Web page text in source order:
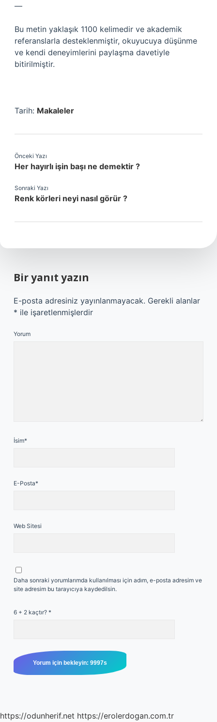
—
Bu metin yaklaşık 1100 kelimedir ve akademik
referanslarla desteklenmiştir, okuyucuya düşünme
ve kendi deneyimlerini paylaşma davetiyle
bitirilmiştir.
Tarih: Makaleler
Önceki Yazı
Her hayırlı işin başı ne demektir ?
Sonraki Yazı
Renk körleri neyi nasıl görür ?
Bir yanıt yazın
E-posta adresiniz yayınlanmayacak. Gerekli alanlar
* ile işaretlenmişlerdir
Yorum
İsim*
E-Posta*
Web Sitesi
Daha sonraki yorumlarımda kullanılması için adım, e-posta adresim ve
site adresim bu tarayıcıya kaydedilsin.
6 + 2 kaçtır? *
https://odunherif.net https://erolerdogan.com.tr